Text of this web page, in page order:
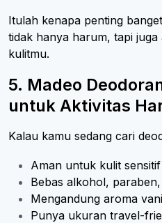
Itulah kenapa penting
tidak hanya harum, tapi juga
kulitmu.
5. Madeo
untuk Aktivitas
Kalau kamu sedang cari
Aman untuk kulit sensitif
Bebas alkohol,
Mengandung aroma
Punya ukuran travel-